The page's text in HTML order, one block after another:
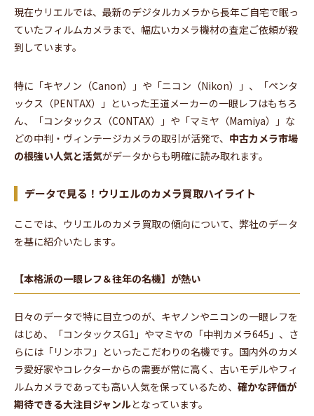
現在ウリエルでは、最新のデジタルカメラから長年ご自宅で眠っ
ていたフィルムカメラまで、幅広いカメラ機材の査定ご依頼が殺
到しています。
特に「キヤノン（Canon）」や「ニコン（Nikon）」、「ペンタ
ックス（PENTAX）」といった王道メーカーの一眼レフはもちろ
ん、「コンタックス（CONTAX）」や「マミヤ（Mamiya）」な
どの中判・ヴィンテージカメラの取引が活発で、 中古カメラ市場
の根強い人気と活気がデータからも明確に読み取れます。
データで見る！ウリエルのカメラ買取ハイライト
ここでは、ウリエルのカメラ買取の傾向について、弊社のデータ
を基に紹介いたします。
【本格派の一眼レフ＆往年の名機】が熱い
日々のデータで特に目立つのが、キヤノンやニコンの一眼レフを
はじめ、「コンタックスG1」やマミヤの「中判カメラ645」、さ
らには「リンホフ」といったこだわりの名機です。国内外のカメ
ラ愛好家やコレクターからの需要が常に高く、古いモデルやフィ
ルムカメラであっても高い人気を保っているため、 確かな評価が
期待できる大注目ジャンルとなっています。